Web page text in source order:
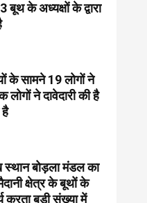
के अध्यक्षों के द्वारा
के सामने 19 लोगों ने
ने दावेदारी की है
है
स्थान बोड़ला मंडल का
क्षेत्र के बूथों के
करता बड़ी संख्या में